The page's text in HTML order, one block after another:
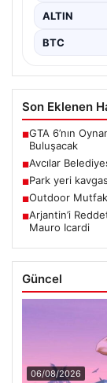
ALTIN
BTC
Son Eklenen
■GTA 6’nın
Buluşacak
■Avcılar
■Park yeri
■Outdoor
■Arjantin’i
Mauro Icardi
Güncel
06/08/2026